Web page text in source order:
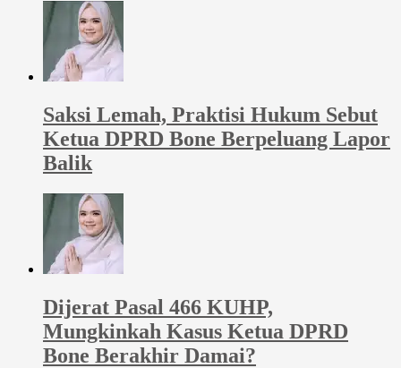
Saksi Lemah, Praktisi Hukum Sebut
Ketua DPRD Bone Berpeluang Lapor
Balik
Dijerat Pasal 466 KUHP,
Mungkinkah Kasus Ketua DPRD
Bone Berakhir Damai?